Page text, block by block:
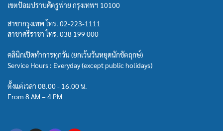
เขตป้อมปราบศัตรูพ่าย กรุงเทพฯ 10100
สาขากรุงเทพ โทร. 02-223-1111
สาขาศรีราชา โทร. 038 199 000
คลินิกเปิดทำการทุกวัน (ยกเว้นวันหยุดนักขัตฤกษ์)
Service Hours : Everyday (except public holidays)
ตั้งแต่เวลา 08.00 - 16.00 น.
From 8 AM – 4 PM